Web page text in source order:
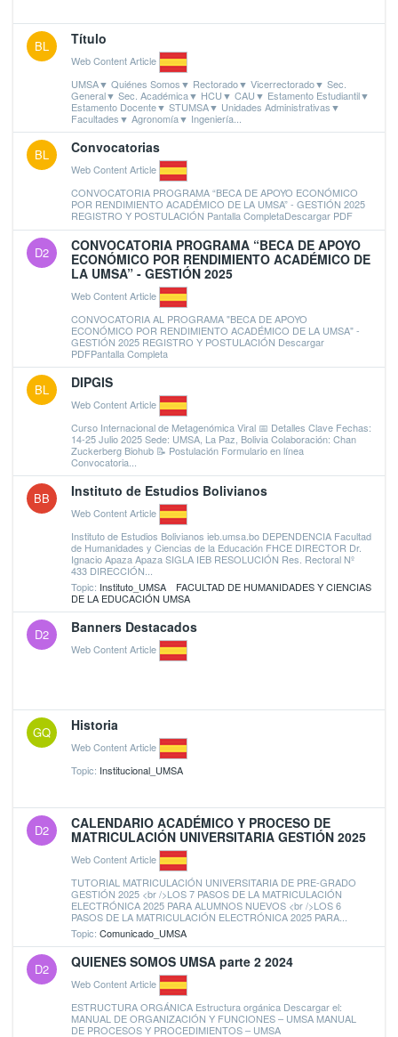
BL Título
Web Content Article
UMSA▼ Quiénes Somos▼ Rectorado▼ Vicerrectorado▼ Sec.
General▼ Sec. Académica▼ HCU▼ CAU▼ Estamento Estudiantil▼
Estamento Docente▼ STUMSA▼ Unidades Administrativas▼
Facultades▼ Agronomía▼ Ingeniería...
BL Convocatorias
Web Content Article
CONVOCATORIA PROGRAMA “BECA DE APOYO ECONÓMICO
POR RENDIMIENTO ACADÉMICO DE LA UMSA” - GESTIÓN 2025
REGISTRO Y POSTULACIÓN Pantalla CompletaDescargar PDF
D2
CONVOCATORIA PROGRAMA “BECA DE APOYO
ECONÓMICO POR RENDIMIENTO ACADÉMICO DE
LA UMSA” - GESTIÓN 2025
Web Content Article
CONVOCATORIA AL PROGRAMA "BECA DE APOYO
ECONÓMICO POR RENDIMIENTO ACADÉMICO DE LA UMSA" -
GESTIÓN 2025 REGISTRO Y POSTULACIÓN Descargar
PDFPantalla Completa
BL DIPGIS
Web Content Article
Curso Internacional de Metagenómica Viral 📅 Detalles Clave Fechas:
14-25 Julio 2025 Sede: UMSA, La Paz, Bolivia Colaboración: Chan
Zuckerberg Biohub 📝 Postulación Formulario en línea
Convocatoria...
BB Instituto de Estudios Bolivianos
Web Content Article
Instituto de Estudios Bolivianos ieb.umsa.bo DEPENDENCIA Facultad
de Humanidades y Ciencias de la Educación FHCE DIRECTOR Dr.
Ignacio Apaza Apaza SIGLA IEB RESOLUCIÓN Res. Rectoral Nº
433 DIRECCIÓN...
Topic: Instituto_UMSA
FACULTAD DE HUMANIDADES Y CIENCIAS
DE LA EDUCACIÓN UMSA
D2 Banners Destacados
Web Content Article
GQ Historia
Web Content Article
Topic: Institucional_UMSA
D2
CALENDARIO ACADÉMICO Y PROCESO DE
MATRICULACIÓN UNIVERSITARIA GESTIÓN 2025
Web Content Article
TUTORIAL MATRICULACIÓN UNIVERSITARIA DE PRE-GRADO
GESTIÓN 2025 <br />LOS 7 PASOS DE LA MATRICULACIÓN
ELECTRÓNICA 2025 PARA ALUMNOS NUEVOS <br />LOS 6
PASOS DE LA MATRICULACIÓN ELECTRÓNICA 2025 PARA...
Topic: Comunicado_UMSA
D2 QUIENES SOMOS UMSA parte 2 2024
Web Content Article
ESTRUCTURA ORGÁNICA Estructura orgánica Descargar el:
MANUAL DE ORGANIZACIÓN Y FUNCIONES – UMSA MANUAL
DE PROCESOS Y PROCEDIMIENTOS – UMSA